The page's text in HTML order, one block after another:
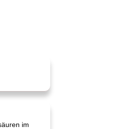
im